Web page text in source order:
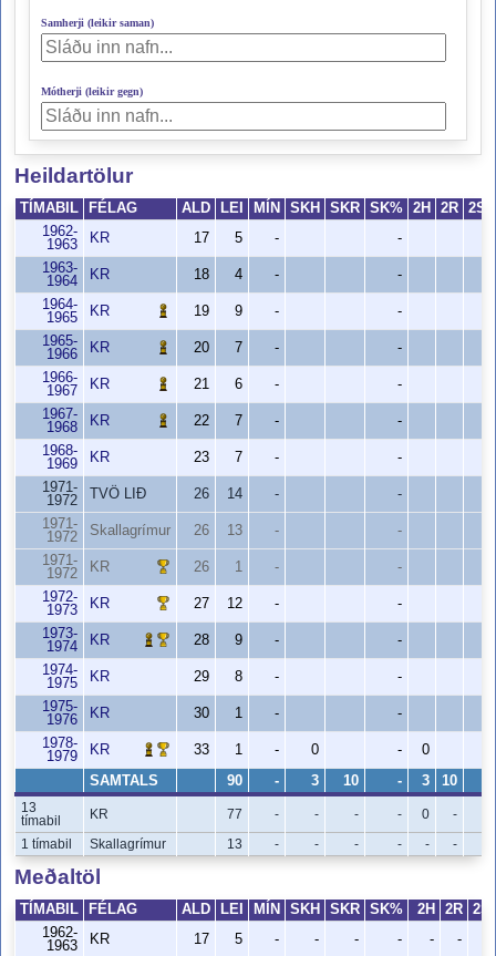
Samherji (leikir saman)
Mótherji (leikir gegn)
Heildartölur
TÍMABIL FÉLAG ALD LEI MÍN SKH SKR SK% 2H 2R
1962-
1963
KR 17 5 - -
1963-
1964
KR 18 4 - -
1964-
1965
KR 19 9 - -
1965-
1966
KR 20 7 - -
1966-
1967
KR 21 6 - -
1967-
1968
KR 22 7 - -
1968-
1969
KR 23 7 - -
1971-
1972
TVÖ LIÐ 26 14 - -
1971-
1972
Skallagrímur 26 13 - -
1971-
1972
KR 26 1 - -
1972-
1973
KR 27 12 - -
1973-
1974
KR 28 9 - -
1974-
1975
KR 29 8 - -
1975-
1976
KR 30 1 - -
1978-
1979
KR 33 1 - 0 - 0
SAMTALS 90 - 3 10 - 3 10
13
tímabil
KR 77 - - - - 0 -
1 tímabil
Skallagrímur 13 - - - - - -
Meðaltöl
TÍMABIL FÉLAG ALD LEI MÍN SKH SKR SK% 2H 2R
1962-
1963
KR 17 5 - - - - -
-